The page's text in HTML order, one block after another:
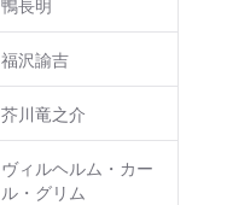
鴨長明
福沢諭吉
芥川竜之介
ヴィルヘルム・カー
ル・グリム